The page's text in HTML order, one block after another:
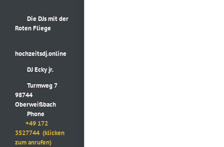
Die DJs mit der
Roten Fliege
hochzeitsdj.online
DJ Ecky jr.
Turmweg 7
98744
Oberweißbach
Phone
+49 172
3527744 (klicken
zum anrufen)